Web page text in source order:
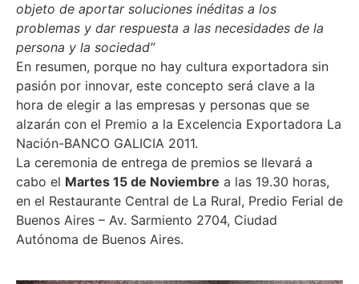
objeto de aportar soluciones inéditas a los
problemas y dar respuesta a las necesidades de la
persona y la sociedad”
En resumen, porque no hay cultura exportadora sin
pasión por innovar, este concepto será clave a la
hora de elegir a las empresas y personas que se
alzarán con el Premio a la Excelencia Exportadora La
Nación-BANCO GALICIA 2011.
La ceremonia de entrega de premios se llevará a
cabo el Martes 15 de Noviembre a las 19.30 horas,
en el Restaurante Central de La Rural, Predio Ferial de
Buenos Aires – Av. Sarmiento 2704, Ciudad
Autónoma de Buenos Aires.